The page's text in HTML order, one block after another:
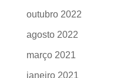
outubro 2022
agosto 2022
março 2021
janeiro 2021